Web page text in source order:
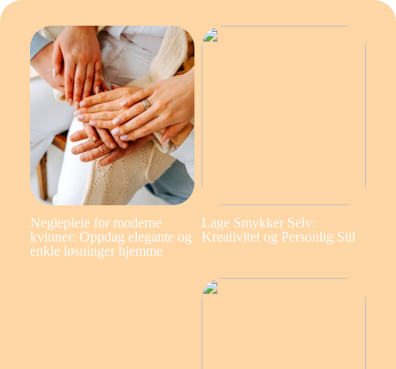
Neglepleie for moderne
kvinner: Oppdag elegante og
enkle løsninger hjemme
Lage Smykker Selv:
Kreativitet og Personlig Stil